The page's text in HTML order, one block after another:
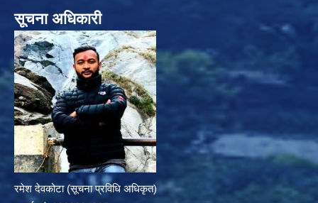
सूचना अधिकारी
रमेश देवकोटा (सूचना प्रविधि अधिकृत)